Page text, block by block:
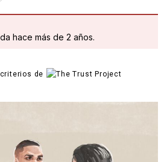
hace más de 2 años.
de